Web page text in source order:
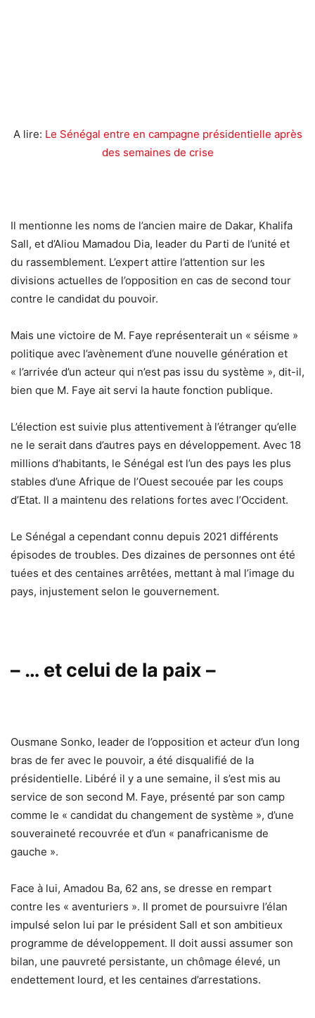
A lire: Le Sénégal entre en campagne présidentielle après
des semaines de crise
Il mentionne les noms de l’ancien maire de Dakar, Khalifa
Sall, et d’Aliou Mamadou Dia, leader du Parti de l’unité et
du rassemblement. L’expert attire l’attention sur les
divisions actuelles de l’opposition en cas de second tour
contre le candidat du pouvoir.
Mais une victoire de M. Faye représenterait un « séisme »
politique avec l’avènement d’une nouvelle génération et
« l’arrivée d’un acteur qui n’est pas issu du système », dit-il,
bien que M. Faye ait servi la haute fonction publique.
L’élection est suivie plus attentivement à l’étranger qu’elle
ne le serait dans d’autres pays en développement. Avec 18
millions d’habitants, le Sénégal est l’un des pays les plus
stables d’une Afrique de l’Ouest secouée par les coups
d’Etat. Il a maintenu des relations fortes avec l’Occident.
Le Sénégal a cependant connu depuis 2021 différents
épisodes de troubles. Des dizaines de personnes ont été
tuées et des centaines arrêtées, mettant à mal l’image du
pays, injustement selon le gouvernement.
– … et celui de la paix –
Ousmane Sonko, leader de l’opposition et acteur d’un long
bras de fer avec le pouvoir, a été disqualifié de la
présidentielle. Libéré il y a une semaine, il s’est mis au
service de son second M. Faye, présenté par son camp
comme le « candidat du changement de système », d’une
souveraineté recouvrée et d’un « panafricanisme de
gauche ».
Face à lui, Amadou Ba, 62 ans, se dresse en rempart
contre les « aventuriers ». Il promet de poursuivre l’élan
impulsé selon lui par le président Sall et son ambitieux
programme de développement. Il doit aussi assumer son
bilan, une pauvreté persistante, un chômage élevé, un
endettement lourd, et les centaines d’arrestations.